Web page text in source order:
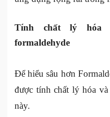
Tính chất lý hóa
formaldehyde
Để hiểu sâu hơn
được tính chất lý hóa
này.